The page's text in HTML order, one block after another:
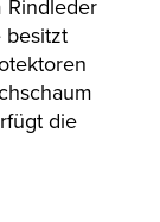
Rindleder
besitzt
die